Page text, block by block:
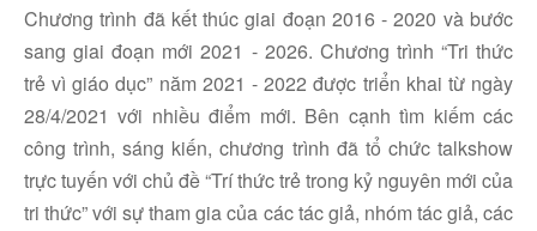
Chương trình đã kết thúc giai đoạn 2016 - 2020 và bước
sang giai đoạn mới 2021 - 2026. Chương trình “Tri thức
trẻ vì giáo dục” năm 2021 - 2022 được triển khai từ ngày
28/4/2021 với nhiều điểm mới. Bên cạnh tìm kiếm các
công trình, sáng kiến, chương trình đã tổ chức talkshow
trực tuyến với chủ đề “Trí thức trẻ trong kỷ nguyên mới của
tri thức” với sự tham gia của các tác giả, nhóm tác giả, các